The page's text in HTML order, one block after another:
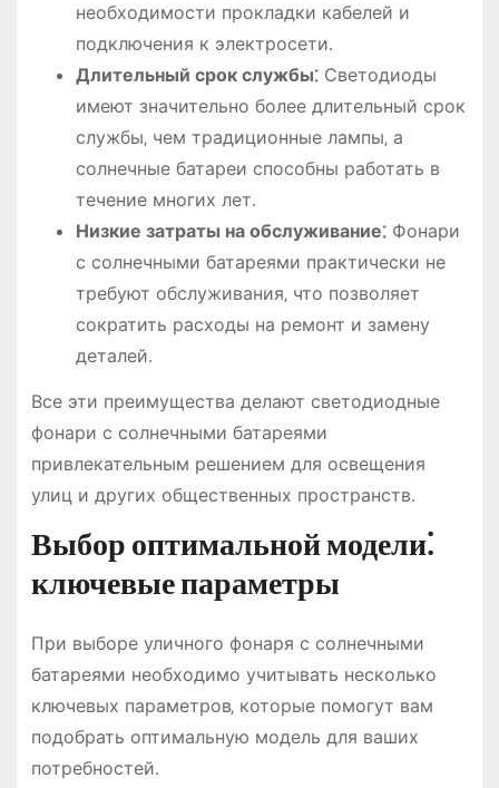
необходимости прокладки кабелей и
подключения к электросети․
Длительный срок службы⁚Светодиоды
имеют значительно более длительный срок
службы‚ чем традиционные лампы‚ а
солнечные батареи способны работать в
течение многих лет․
Низкие затраты на обслуживание⁚Фонари
с солнечными батареями практически не
требуют обслуживания‚ что позволяет
сократить расходы на ремонт и замену
деталей․
Все эти преимущества делают светодиодные
фонари с солнечными батареями
привлекательным решением для освещения
улиц и других общественных пространств․
Выбор оптимальной модели⁚
ключевые параметры
При выборе уличного фонаря с солнечными
батареями необходимо учитывать несколько
ключевых параметров‚ которые помогут вам
подобрать оптимальную модель для ваших
потребностей․